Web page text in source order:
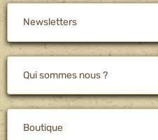
Newsletters
Qui sommes nous ?
Boutique